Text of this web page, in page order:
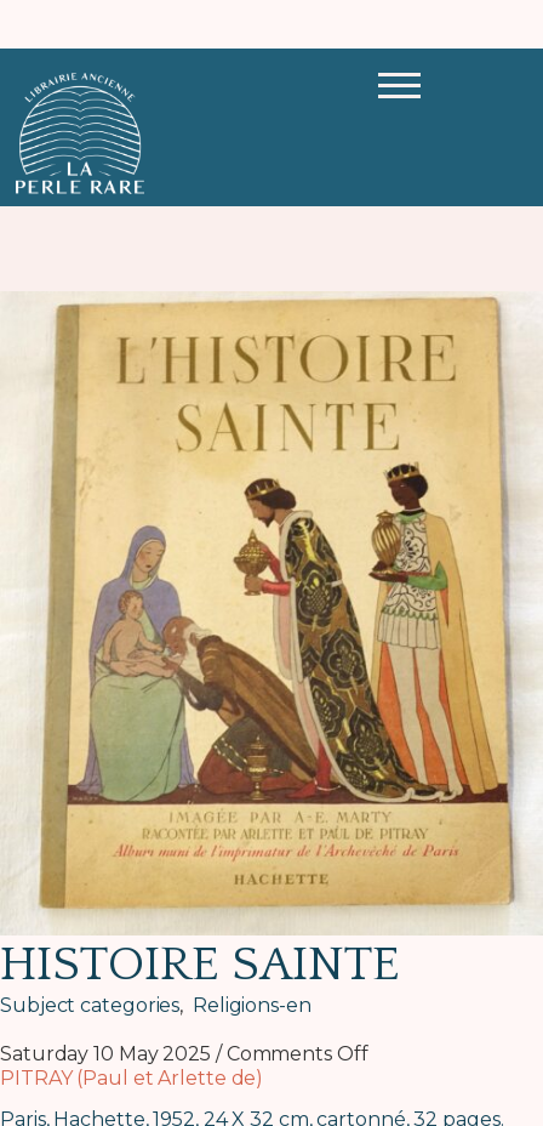
HISTOIRE SAINTE
Subject categories, Religions-en
Saturday 10 May 2025 / Comments Off
PITRAY (Paul et Arlette de)
Paris, Hachette, 1952, 24 X 32 cm, cartonné, 32 pages.